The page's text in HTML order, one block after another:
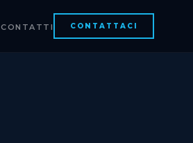
CONTATTI CONTATTACI